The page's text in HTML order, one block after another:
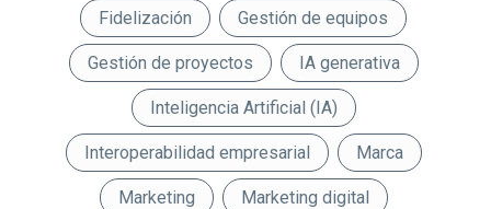
Fidelización Gestión de equipos
Gestión de proyectos IA generativa
Inteligencia Artificial (IA)
Interoperabilidad empresarial Marca
Marketing Marketing digital